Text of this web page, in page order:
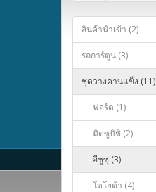
สินค้านำเข้า (2)
รถการ์ตูน (3)
ชุดวางคานแข็ง (11)
- ฟอร์ด (1)
- มิตซูบิชิ (2)
- อีซูซุ (3)
- โตโยต้า (4)